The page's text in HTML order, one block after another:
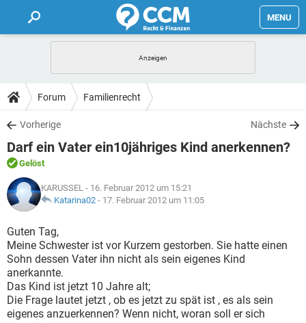
MENU
FORUM
TIPPS
LEXIKON
Forum Familienrecht
Vorherige Nächste
Darf ein Vater ein10jähriges Kind anerkennen?
Gelöst
KARUSSEL - 16. Februar 2012 um 15:21
Katarina02 - 17. Februar 2012 um 11:05
Guten Tag,
Meine Schwester ist vor Kurzem gestorben. Sie hatte einen
Sohn dessen Vater ihn nicht als sein eigenes Kind
anerkannte.
Das Kind ist jetzt 10 Jahre alt;
Die Frage lautet jetzt , ob es jetzt zu spät ist , es als sein
eigenes anzuerkennen? Wenn nicht, woran soll er sich